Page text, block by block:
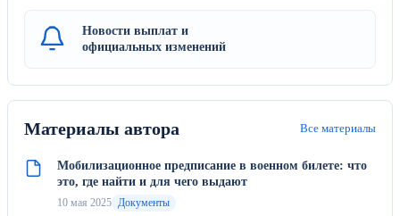
Новости выплат и
официальных изменений
Материалы автора Все материалы
Мобилизационное предписание в военном билете: что
это, где найти и для чего выдают
10 мая 2025 Документы